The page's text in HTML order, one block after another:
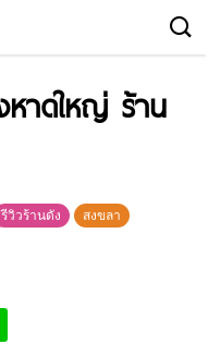
หาดใหญ่ ร้าน
รีวิวร้านดัง
สงขลา